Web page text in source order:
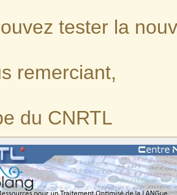
tester la
remerciant,
du CNRTL